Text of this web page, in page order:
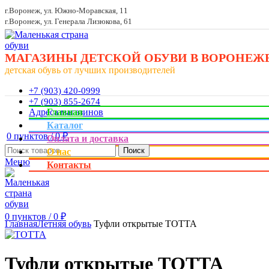
г.Воронеж, ул. Южно-Моравская, 11
г.Воронеж, ул. Генерала Лизюкова, 61
МАГАЗИНЫ ДЕТСКОЙ ОБУВИ В
детская обувь от лучших производителей
+7 (903) 420-0999
+7 (903) 855-2674
Адреса магазинов
0 пунктов / 0₽
Поиск
Меню
0 пунктов / 0 ₽
Главная
Каталог
Оплата и доставка
О нас
Контакты
Увеличить
ГлавнаяЛетняя обувь Туфли открытые ТОТТА
Туфли открытые ТОТТА